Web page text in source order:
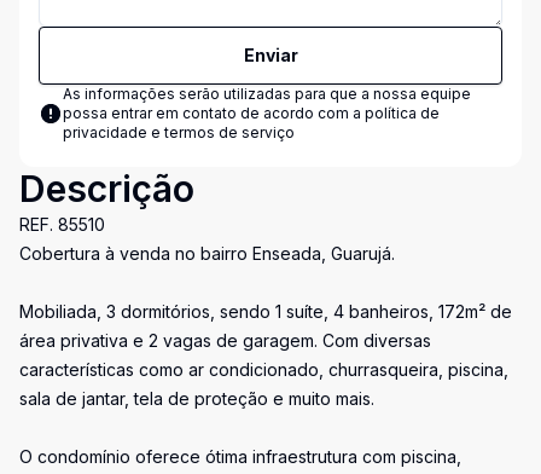
Enviar
As informações serão utilizadas para que a nossa equipe
possa entrar em contato de acordo com a política de
privacidade e termos de serviço
Descrição
REF. 85510
Cobertura à venda no bairro Enseada, Guarujá.
Mobiliada, 3 dormitórios, sendo 1 suíte, 4 banheiros, 172m² de
área privativa e 2 vagas de garagem. Com diversas
características como ar condicionado, churrasqueira, piscina,
sala de jantar, tela de proteção e muito mais.
O condomínio oferece ótima infraestrutura com piscina,